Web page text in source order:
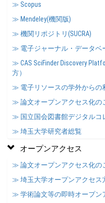
≫ Scopus
≫ Mendeley(機関版)
≫ 機関リポジトリ(SUCRA)
≫ 電子ジャーナル・データベ
≫ CAS SciFinder Discovery
方）
≫ 電子リソースの学外からの
≫ 論文オープンアクセス化の
≫ 国立国会図書館デジタル
≫ 埼玉大学研究者総覧
オープンアクセス
≫ 論文オープンアクセス化の
≫ 埼玉大学オープンアクセス
≫ 学術論文等の即時オープン